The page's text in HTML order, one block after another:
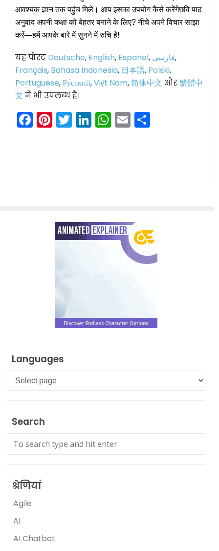
आवश्यक ज्ञान तक पहुंच मिले। आप इसका उपयोग कैसे करेंगेछवि पाठ
अनुवादअपनी कक्षा को बेहतर बनाने के लिए? नीचे अपने विचार साझा
करें—हमें आपके बारे में सुनने में रुचि है!
यह पोस्ट Deutsche, English, Español, فارسی,
Français, Bahasa Indonesia, 日本語, Polski,
Portuguese,Ру́сский,Việt Nam,简体中文 और繁體中
文 में भी उपलब्ध है।
Facebook
Pinterest
Twitter
LinkedIn
WhatsApp
Email
Languages
Languages
Search
श्रेणियां
Agile
AI
AI Chatbot